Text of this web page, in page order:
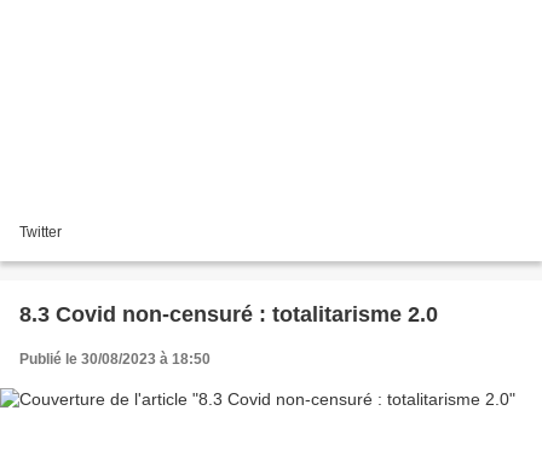
Twitter
8.3 Covid non-censuré : totalitarisme 2.0
Publié le 30/08/2023 à 18:50